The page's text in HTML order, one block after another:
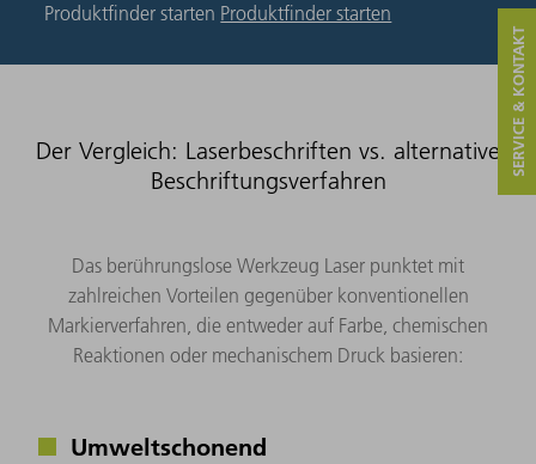
Produktfinder starten Produktfinder starten
Der Vergleich: Laserbeschriften vs. alternative
Beschriftungsverfahren
Das berührungslose Werkzeug Laser punktet mit
zahlreichen Vorteilen gegenüber konventionellen
Markierverfahren, die entweder auf Farbe, chemischen
Reaktionen oder mechanischem Druck basieren:
Umweltschonend
SERVICE & KONTAKT